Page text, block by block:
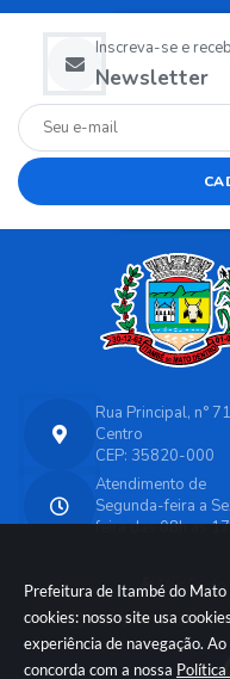
Prefeitura de Itambé do
cookies: nosso site usa
experiência de navegação.
concorda com a nossa Política
Newsletter
Inscreva-se e
Rua Principal, n°
Centro
CEP: 35820-000
Atendimento de
Segunda-feira a
feira das 08h as
Versão do
Portal atualizado em: